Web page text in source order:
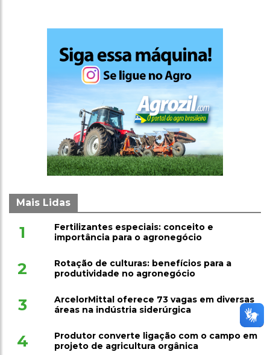
Mais Lidas
1
Fertilizantes especiais: conceito e
importância para o agronegócio
2
Rotação de culturas: benefícios para a
produtividade no agronegócio
3
ArcelorMittal oferece 73 vagas em diversas
áreas na indústria siderúrgica
4
Produtor converte ligação com o campo em
projeto de agricultura orgânica